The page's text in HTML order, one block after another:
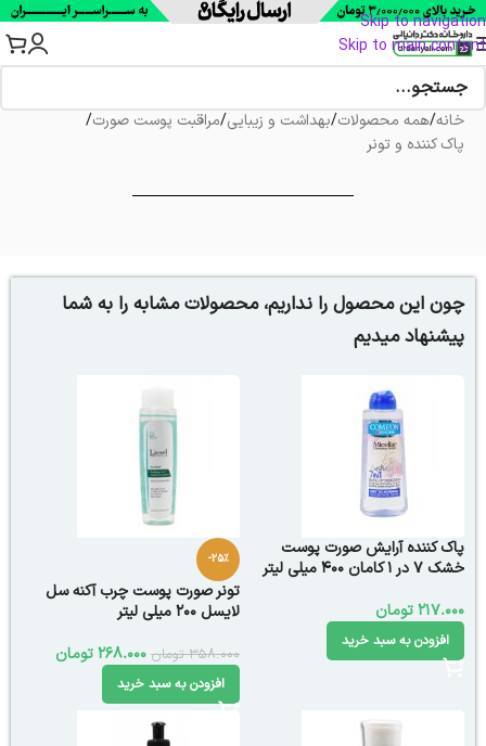
Skip to navigation
Skip to main content
خانه/همه محصولات/بهداشت و زیبایی/مراقبت پوست صورت/
پاک کننده و تونر
چون این محصول را نداریم، محصولات مشابه را به شما
پیشنهاد میدیم
پاک کننده آرایش صورت پوست
خشک 7 در 1 کامان 400 میلی لیتر
217.000تومان
افزودن به سبد خرید
-25%
تونر صورت پوست چرب آکنه سل
لایسل 200 میلی لیتر
358.000 تومان 268.000تومان
افزودن به سبد خرید